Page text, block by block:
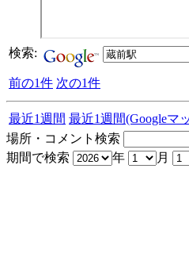
検索:
前の1件 次の1件
最近1週間 最近1週間(Googleマ
場所・コメント検索
期間で検索
年 月